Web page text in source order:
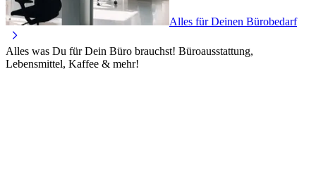
Alles für Deinen Bürobedarf
Alles was Du für Dein Büro brauchst! Büroausstattung,
Lebensmittel, Kaffee & mehr!